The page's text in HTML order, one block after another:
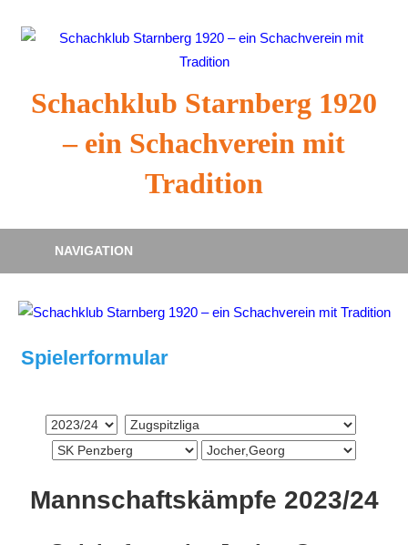
Inhalt
Schachklub Starnberg 1920
– ein Schachverein mit
Tradition
NAVIGATION
Spielerformular
Mannschaftskämpfe 2023/24